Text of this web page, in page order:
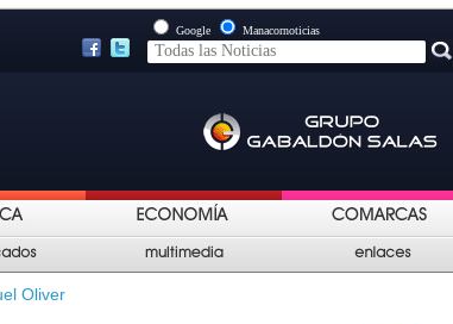
Google Manacornoticias
Oliver